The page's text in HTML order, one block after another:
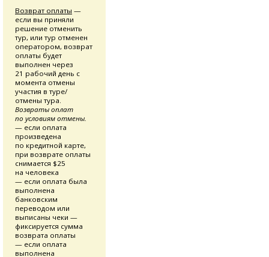
Возврат оплаты —
если вы приняли
решение отменить
тур, или тур отменен
оператором, возврат
оплаты будет
выполнен через
21 рабочий день с
момента отмены
участия в туре/
отмены тура.
Возвраты оплат
по условиям отмены.
— если оплата
произведена
по кредитной карте,
при возврате оплаты
снимается $25
на человека
— если оплата была
выполнена
банковским
переводом или
выписаны чеки —
фиксируется сумма
возврата оплаты
— если оплата
выполнена